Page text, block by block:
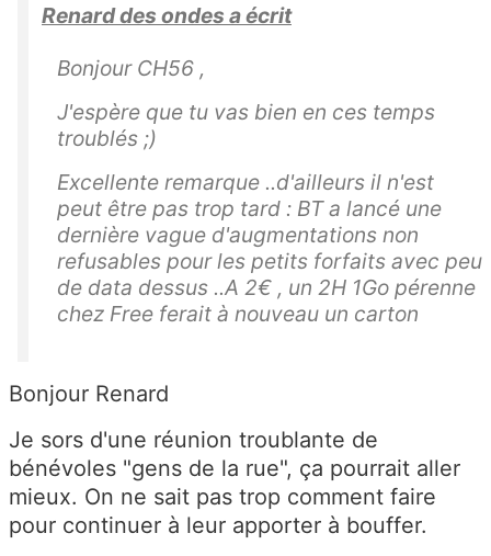
Renard des ondes a écrit
Bonjour CH56 ,
J'espère que tu vas bien en ces temps
troublés ;)
Excellente remarque ..d'ailleurs il n'est
peut être pas trop tard : BT a lancé une
dernière vague d'augmentations non
refusables pour les petits forfaits avec peu
de data dessus ..A 2€ , un 2H 1Go pérenne
chez Free ferait à nouveau un carton
Bonjour Renard
Je sors d'une réunion troublante de
bénévoles "gens de la rue", ça pourrait aller
mieux. On ne sait pas trop comment faire
pour continuer à leur apporter à bouffer.